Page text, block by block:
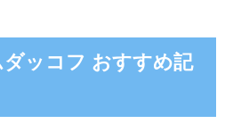
ッコフ おすすめ記